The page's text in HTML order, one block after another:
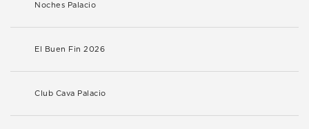
Noches Palacio
El Buen Fin 2026
Club Cava Palacio